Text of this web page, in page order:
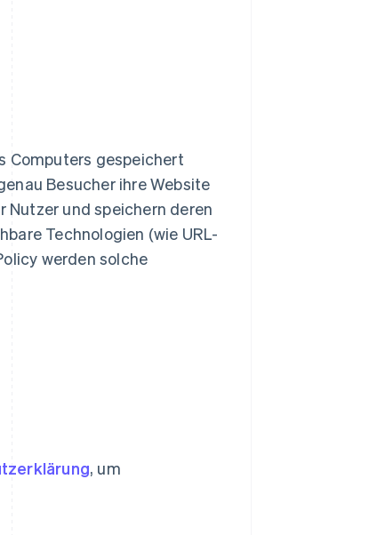
Computers gespeichert
Besucher ihre Website
Nutzer und speichern deren
Technologien (wie URL-
werden solche
, um